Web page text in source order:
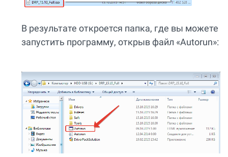
В результате откроется папка, где вы можете
запустить программу, открыв файл «Autorun»: